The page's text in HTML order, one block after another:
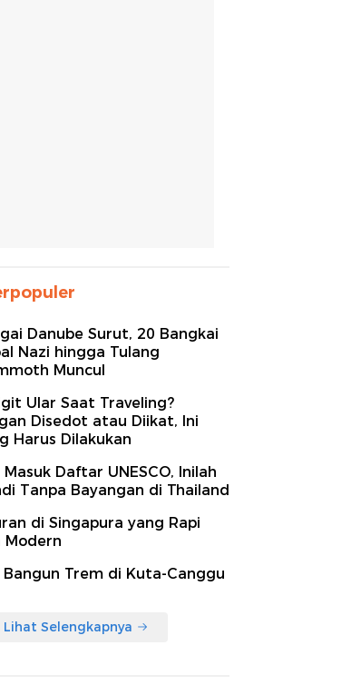
Danube Surut, 20 Bangkai
Nazi hingga Tulang
Muncul
Ular Saat Traveling?
Disedot atau Diikat, Ini
Harus Dilakukan
Masuk Daftar UNESCO, Inilah
Tanpa Bayangan di Thailand
di Singapura yang Rapi
Modern
Bangun Trem di Kuta-Canggu
Lihat Selengkapnya